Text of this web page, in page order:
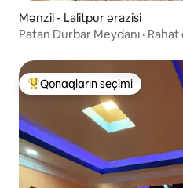
Mənzil - Lalitpur ərazisi
Patan Durbar Meydanı · Rahat
Populyar "Qonaqların seçimi"
Qonaqların seçimi